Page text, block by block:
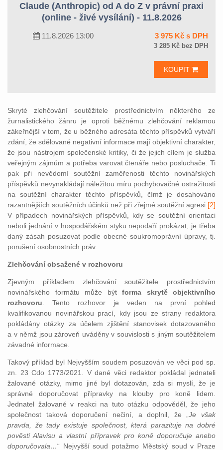
Claude (Anthropic) od A do Z v právní praxi
(online - živé vysílání) - 11.8.2026
11.8.2026 13:00 3 975 Kč s DPH
3 285 Kč bez DPH
KOUPIT
Skryté zlehčování soutěžitele prostřednictvím některého ze
žurnalistického žánru je oproti běžnému zlehčování reklamou
zákeřnější v tom, že u běžného adresáta těchto příspěvků vytváří
zdání, že sdělované negativní informace mají objektivní charakter,
že jsou nástrojem společenské kritiky, či že jejich cílem je služba
veřejným zájmům a potřeba varovat čtenáře nebo posluchače. Ti
pak při nevědomí soutěžní zaměřenosti těchto novinářských
příspěvků nevynakládají náležitou míru pochybovačné ostražitosti
na soutěžní charakter těchto příspěvků, čímž je dosahováno
razantnějších soutěžních účinků než při zřejmé soutěžní agresi. [2]
V případech novinářských příspěvků, kdy se soutěžní orientaci
neboli jednání v hospodářském styku nepodaří prokázat, je třeba
daný zásah posuzovat podle obecné soukromoprávní úpravy, tj.
porušení osobnostních práv.
Zlehčování obsažené v rozhovoru
Zjevným příkladem zlehčování soutěžitele prostřednictvím
novinářského formátu může být forma skrytě objektivního
rozhovoru . Tento rozhovor je veden na první pohled
kvalifikovanou novinářskou prací, kdy jsou ze strany redaktora
pokládány otázky za účelem zjištění stanovisek dotazovaného
a v němž jsou zároveň uváděny v souvislosti s jiným soutěžitelem
závadné informace.
Takový příklad byl Nejvyšším soudem posuzován ve věci pod sp.
zn. 23 Cdo 1773/2021. V dané věci redaktor pokládal jednateli
žalované otázky, mimo jiné byl dotazován, zda si myslí, že je
správné doporučovat přípravky na klouby pro koně lidem.
Jednatel žalované v reakci na tuto otázku odpověděl, že jeho
společnost taková doporučení nečiní, a doplnil, že „Je však
pravda, že tady existuje společnost, která parazituje na dobré
pověsti Alavisu a vlastní přípravek pro koně doporučuje anebo
doporučovala…“ Nejvyšší soud potažmo Městský soud v Praze